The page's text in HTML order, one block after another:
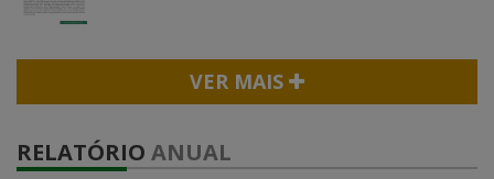
VER MAIS
RELATÓRIO ANUAL